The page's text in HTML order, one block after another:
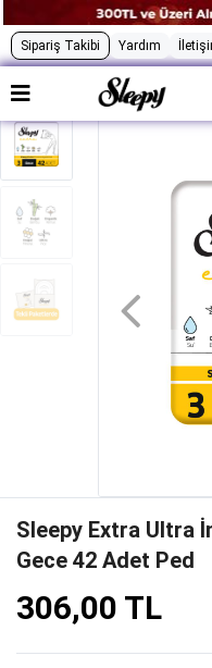
Sipariş Takibi Yardım
Sleepy Extra Ultra
Gece 42 Adet Ped
306,00 TL